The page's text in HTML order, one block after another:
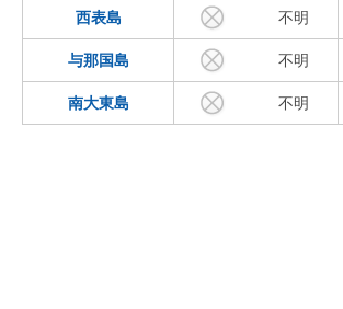
西表島 不明
与那国島 不明
南大東島 不明